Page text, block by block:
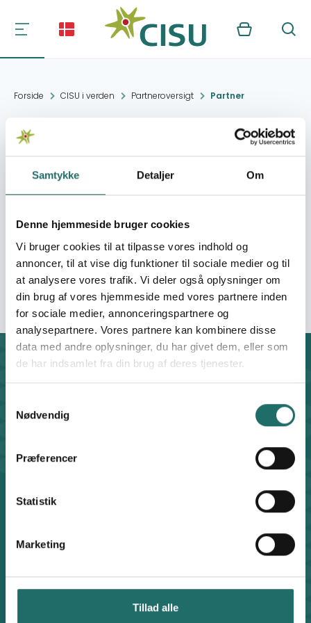
Samtykke Detaljer Om
Denne hjemmeside bruger cookies
Vi bruger cookies til at tilpasse vores indhold og
annoncer, til at vise dig funktioner til sociale medier og til
at analysere vores trafik. Vi deler også oplysninger om
din brug af vores hjemmeside med vores partnere inden
for sociale medier, annonceringspartnere og
analysepartnere. Vores partnere kan kombinere disse
data med andre oplysninger, du har givet dem, eller som
de har indsamlet fra din brug af deres tjenester.
Nødvendig
Præferencer
Statistik
Marketing
Tillad alle
Kurv Søg
Forside CISU i verden Partneroversigt Partner
Nepal Public Health
Foundation
info@nphfoundation.org
Organisation: Dialogos
Kontakt
CISU - Civilsamfund i Udvikling
Kontakt sekretariatet på hverdage kl. 10-14 på:
cisu@cisu.dk
Genveje
Adfærdskodeks
Persondatapolitik